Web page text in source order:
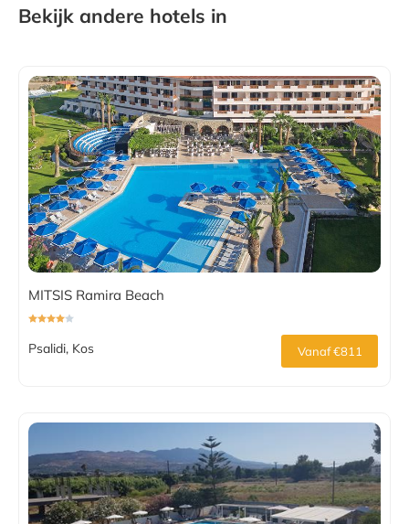
Bekijk andere hotels in
MITSIS Ramira Beach
Psalidi, Kos Vanaf €811